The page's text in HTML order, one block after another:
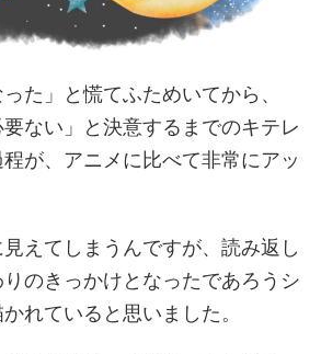
た」と慌てふためいてから、
要ない」と決意するまでのキテレ
が、アニメに比べて非常にアッ
えてしまうんですが、読み返し
のきっかけとなったであろうシ
れていると思いました。